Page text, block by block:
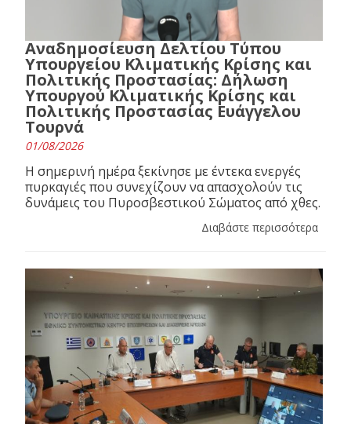
Αναδημοσίευση Δελτίου Τύπου
Υπουργείου Κλιματικής Κρίσης και
Πολιτικής Προστασίας: Δήλωση
Υπουργού Κλιματικής Κρίσης και
Πολιτικής Προστασίας Ευάγγελου
Τουρνά
01/08/2026
Η σημερινή ημέρα ξεκίνησε με έντεκα ενεργές
πυρκαγιές που συνεχίζουν να απασχολούν τις
δυνάμεις του Πυροσβεστικού Σώματος από χθες.
Διαβάστε περισσότερα